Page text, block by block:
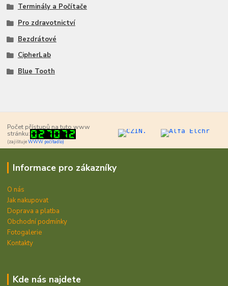
Terminály a Počítače
Pro zdravotnictví
Bezdrátové
CipherLab
Blue Tooth
Počet přístupů na tuto www
stránku:
(zajišťujeWWW počítadlo)
Informace pro zákazníky
O nás
Jak nakupovat
Doprava a platba
Obchodní podmínky
Fotogalerie
Kontakty
Kde nás najdete